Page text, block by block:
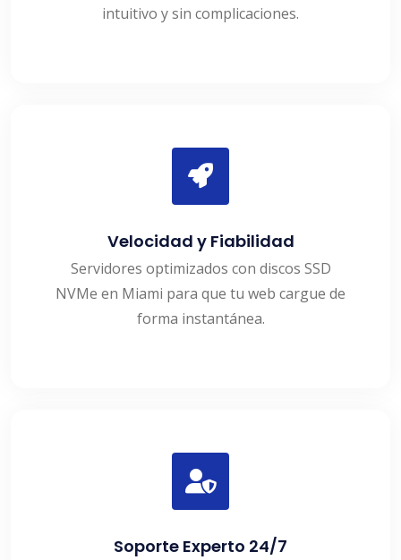
intuitivo y sin complicaciones.
Velocidad y Fiabilidad
Servidores optimizados con discos SSD
NVMe en Miami para que tu web cargue de
forma instantánea.
Soporte Experto 24/7